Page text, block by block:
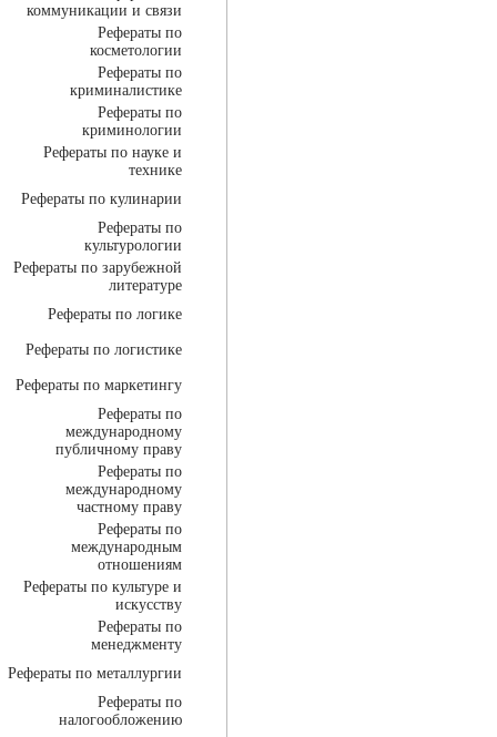
коммуникации и связи
Рефераты по
косметологии
Рефераты по
криминалистике
Рефераты по
криминологии
Рефераты по науке и
технике
Рефераты по кулинарии
Рефераты по
культурологии
Рефераты по зарубежной
литературе
Рефераты по логике
Рефераты по логистике
Рефераты по маркетингу
Рефераты по
международному
публичному праву
Рефераты по
международному
частному праву
Рефераты по
международным
отношениям
Рефераты по культуре и
искусству
Рефераты по
менеджменту
Рефераты по металлургии
Рефераты по
налогообложению